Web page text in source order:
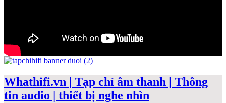
Whathifi.vn | Tạp chí âm thanh | Thông
tin audio | thiết bị nghe nhìn